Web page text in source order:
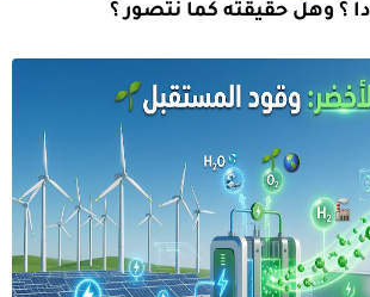
؟ وهل حقيقته كما نتصور ؟